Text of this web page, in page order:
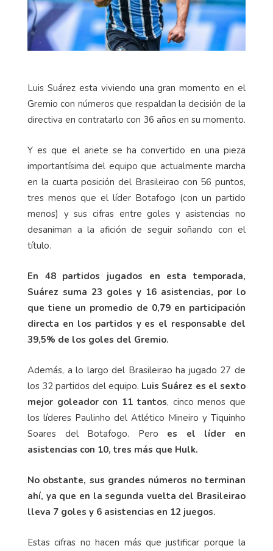
Luis Suárez esta viviendo una gran momento en el
Gremio con números que respaldan la decisión de la
directiva en contratarlo con 36 años en su momento.
Y es que el ariete se ha convertido en una pieza
importantísima del equipo que actualmente marcha
en la cuarta posición del Brasileirao con 56 puntos,
tres menos que el líder Botafogo (con un partido
menos) y sus cifras entre goles y asistencias no
desaniman a la afición de seguir soñando con el
título.
En 48 partidos jugados en esta temporada,
Suárez suma 23 goles y 16 asistencias, por lo
que tiene un promedio de 0,79 en participación
directa en los partidos y es el responsable del
39,5% de los goles del Gremio.
Además, a lo largo del Brasileirao ha jugado 27 de
los 32 partidos del equipo. Luis Suárez es el sexto
mejor goleador con 11 tantos, cinco menos que
los líderes Paulinho del Atlético Mineiro y Tiquinho
Soares del Botafogo. Pero es el líder en
asistencias con 10, tres más que Hulk.
No obstante, sus grandes números no terminan
ahí, ya que en la segunda vuelta del Brasileirao
lleva 7 goles y 6 asistencias en 12 juegos.
Estas cifras no hacen más que justificar porque la